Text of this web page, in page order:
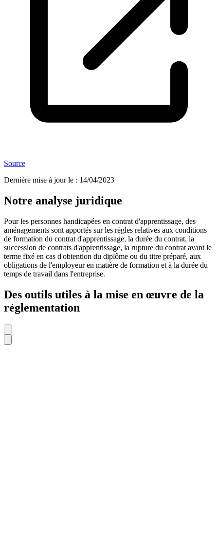
Source
Dernière mise à jour le : 14/04/2023
Notre analyse juridique
Pour les personnes handicapées en contrat d'apprentissage, des
aménagements sont apportés sur les règles relatives aux conditions
de formation du contrat d'apprentissage, la durée du contrat, la
succession de contrats d'apprentissage, la rupture du contrat avant le
terme fixé en cas d'obtention du diplôme ou du titre préparé, aux
obligations de l'employeur en matière de formation et à la durée du
temps de travail dans l'entreprise.
Des outils utiles à la mise en œuvre de la
réglementation